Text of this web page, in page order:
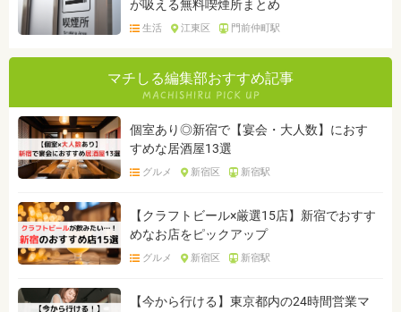
が吸える無料喫煙所まとめ
生活 江東区 門前仲町駅
マチしる編集部おすすめ記事
個室あり◎新宿で【宴会・大人数】におす
すめな居酒屋13選
グルメ 新宿区 新宿駅
【クラフトビール×厳選15店】新宿でおすす
めなお店をピックアップ
グルメ 新宿区 新宿駅
【今から行ける】東京都内の24時間営業マ